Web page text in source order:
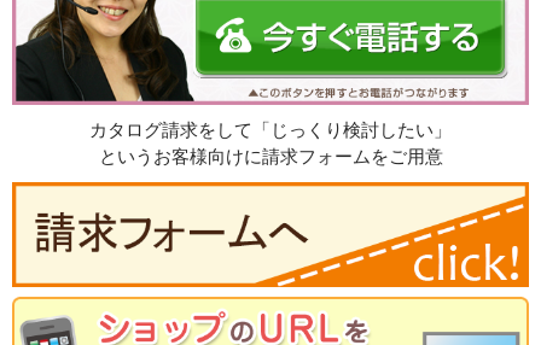
カタログ請求をして「じっくり検討したい」
というお客様向けに請求フォームをご用意